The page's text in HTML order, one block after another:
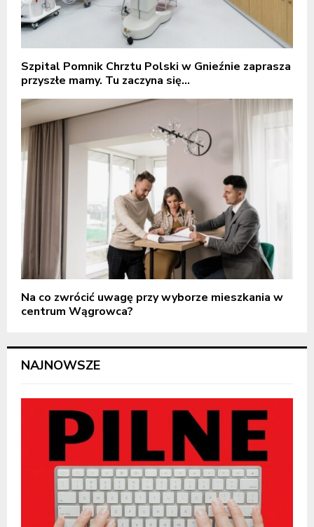
Szpital Pomnik Chrztu Polski w Gnieźnie zaprasza
przyszłe mamy. Tu zaczyna się...
Na co zwrócić uwagę przy wyborze mieszkania w
centrum Wągrowca?
NAJNOWSZE